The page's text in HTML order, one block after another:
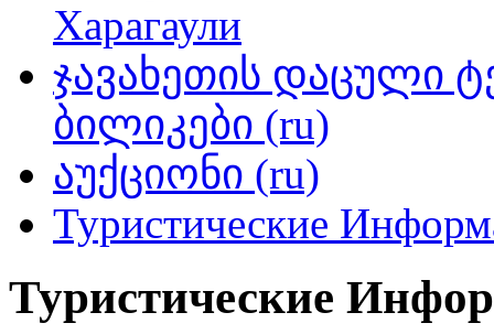
Харагаули
ჯავახეთის დაცული
ბილიკები (ru)
აუქციონი (ru)
Туристические
Туристические